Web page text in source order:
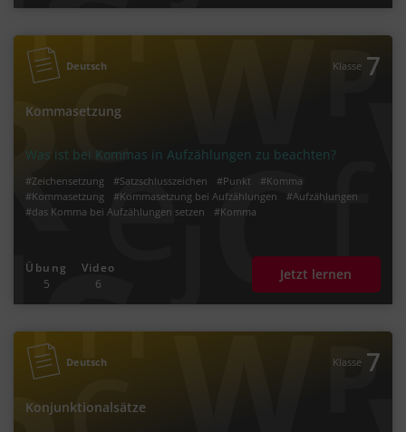
Deutsch Klasse 7
Kommasetzung
Was ist bei Kommas in Aufzählungen zu beachten?
#Zeichensetzung #Satzschlusszeichen #Punkt
#Komma
#Kommasetzung
#Kommasetzung bei Aufzählungen
#Aufzählungen
#das Komma bei Aufzählungen setzen
#Komma
Übung
5
Video
6
Jetzt lernen
Deutsch Klasse 7
Konjunktionalsätze